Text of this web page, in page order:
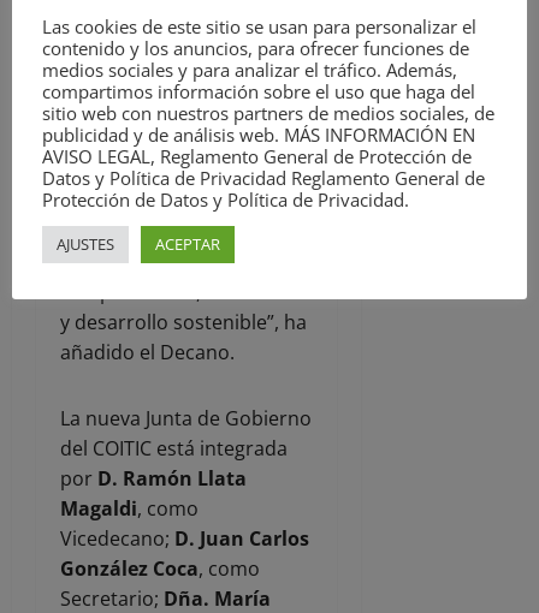
“La industria cántabra
necesita profesionales
cualificados que aporten
solvencia técnica y visión
estratégica. Nuestro
Colegio seguirá trabajando
para que la ingeniería
técnica industrial continúe
siendo un motor de
y desarrollo sostenible”, ha
añadido el Decano.
La nueva Junta de Gobierno
del COITIC está integrada
por D. Ramón Llata
Magaldi, como
Vicedecano; D. Juan Carlos
González Coca, como
Secretario; Dña. María
Las cookies de este sitio se usan para personalizar el
contenido y los anuncios, para ofrecer funciones de
medios sociales y para analizar el tráfico. Además,
compartimos información sobre el uso que haga del
sitio web con nuestros partners de medios sociales, de
publicidad y de análisis web. MÁS INFORMACIÓN EN
AVISO LEGAL, Reglamento General de Protección de
Datos y Política de Privacidad Reglamento General de
Protección de Datos y Política de Privacidad.
AJUSTES ACEPTAR